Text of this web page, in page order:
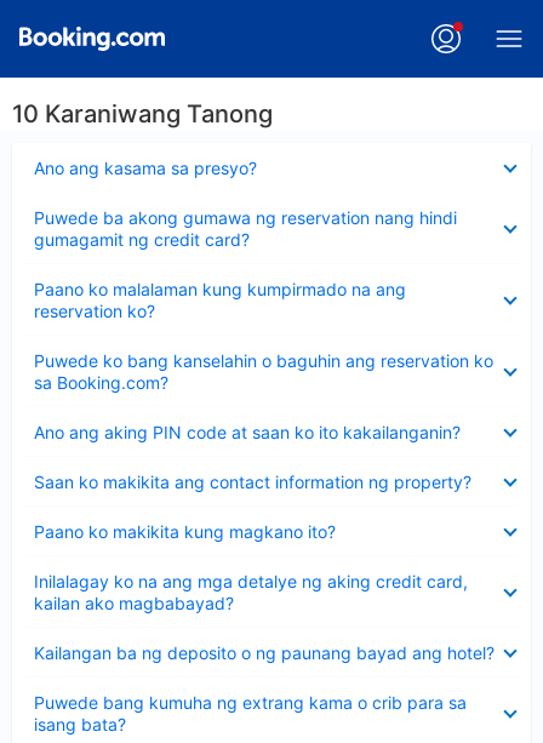
10 Karaniwang Tanong
Ano ang kasama sa presyo?
ang
Puwede ba akong gumawa ng reservation nang hindi
gumagamit ng credit card?
ang
sagot
Paano ko malalaman kung kumpirmado na ang
reservation ko?
ang
sagot
Puwede ko bang kanselahin o baguhin ang reservation ko
sa Booking.com?
ang
sagot
Ano ang aking PIN code at saan ko ito kakailanganin?
ang
Saan ko makikita ang contact information ng property?
ang
Paano ko makikita kung magkano ito?
ang
Inilalagay ko na ang mga detalye ng aking credit card,
kailan ako magbabayad?
ang
sagot
Kailangan ba ng deposito o ng paunang bayad ang hotel?
ang
Puwede bang kumuha ng extrang kama o crib para sa
isang bata?
ang
sagot